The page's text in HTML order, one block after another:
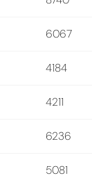
6067
4184
4211
6236
5081